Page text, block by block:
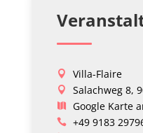
Villa-Flaire
Salachweg 8,
Google Karte
+49 9183